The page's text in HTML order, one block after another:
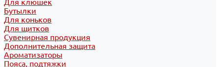
Для клюшек
Бутылки
Для коньков
Для щитков
Сувенирная продукция
Дополнительная защита
Ароматизаторы
Пояса, подтяжки